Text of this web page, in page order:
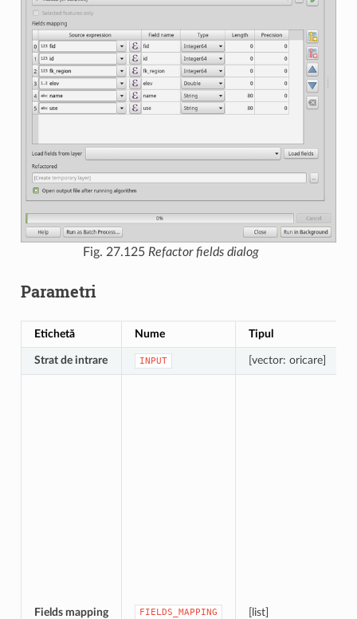
Fig. 27.125 Refactor fields dialog
Parametri
Etichetă Nume Tipul
Strat de intrare INPUT [vector: oricare]
Fields mapping FIELDS_MAPPING [list]